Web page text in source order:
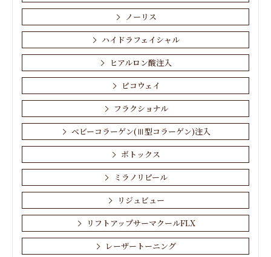
ノーリス
ハイドラフェイシャル
ヒアルロン酸注入
ピコウェイ
フラクショナル
ベビーコラーゲン(Ⅲ型コラーゲン)注入
ボトックス
ミラノリピール
リジュビュー
リフトアップサーマクールFLX
レーザートーニング